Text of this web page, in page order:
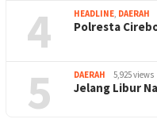
4 HEADLINE, DAERAH
Polresta
5 DAERAH 5,925 views
Jelang Libur